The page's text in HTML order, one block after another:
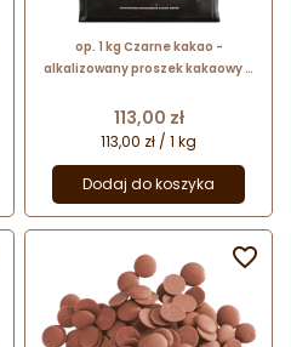
op. 1 kg Czarne kakao -
alkalizowany proszek kakaowy o
12% - Noir Intense Callebaut
Cena
113,00 zł
113,00 zł / 1 kg
Dodaj do koszyka
